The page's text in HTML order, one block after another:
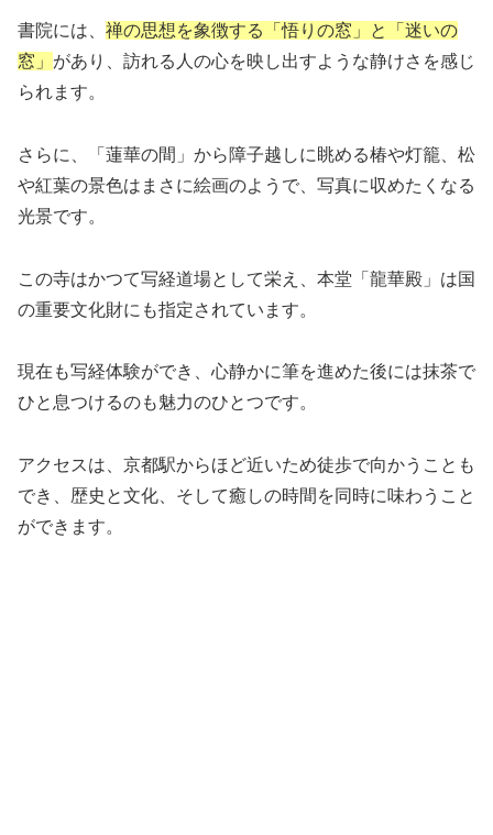
書院には、 禅の思想を象徴する「悟りの窓」と「迷いの
窓」 があり、訪れる人の心を映し出すような静けさを感じ
られます。
さらに、「蓮華の間」から障子越しに眺める椿や灯籠、松
や紅葉の景色はまさに絵画のようで、写真に収めたくなる
光景です。
この寺はかつて写経道場として栄え、本堂「龍華殿」は国
の重要文化財にも指定されています。
現在も写経体験ができ、心静かに筆を進めた後には抹茶で
ひと息つけるのも魅力のひとつです。
アクセスは、京都駅からほど近いため徒歩で向かうことも
でき、歴史と文化、そして癒しの時間を同時に味わうこと
ができます。